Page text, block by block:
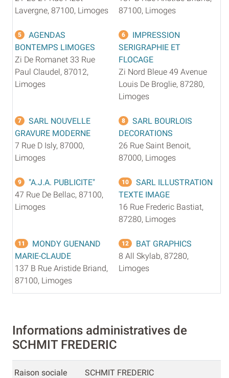
Lavergne, 87100, Limoges
87100, Limoges
5
AGENDAS
BONTEMPS LIMOGES
Zi De Romanet 33 Rue
Paul Claudel, 87012,
Limoges
6
IMPRESSION
SERIGRAPHIE ET
FLOCAGE
Zi Nord Bleue 49 Avenue
Louis De Broglie, 87280,
Limoges
7
SARL NOUVELLE
GRAVURE MODERNE
7 Rue D Isly, 87000,
Limoges
8
SARL BOURLOIS
DECORATIONS
26 Rue Saint Benoit,
87000, Limoges
9
"A.J.A. PUBLICITE"
47 Rue De Bellac, 87100,
Limoges
10
SARL ILLUSTRATION
TEXTE IMAGE
16 Rue Frederic Bastiat,
87280, Limoges
11
MONDY GUENAND
MARIE-CLAUDE
137 B Rue Aristide Briand,
87100, Limoges
12
BAT GRAPHICS
8 All Skylab, 87280,
Limoges
Informations administratives de
SCHMIT FREDERIC
Raison sociale SCHMIT FREDERIC